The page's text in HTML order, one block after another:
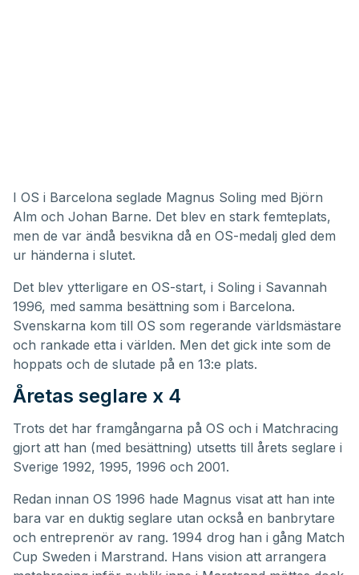
I OS i Barcelona seglade Magnus Soling med Björn
Alm och Johan Barne. Det blev en stark femteplats,
men de var ändå besvikna då en OS-medalj gled dem
ur händerna i slutet.
Det blev ytterligare en OS-start, i Soling i Savannah
1996, med samma besättning som i Barcelona.
Svenskarna kom till OS som regerande världsmästare
och rankade etta i världen. Men det gick inte som de
hoppats och de slutade på en 13:e plats.
Åretas seglare x 4
Trots det har framgångarna på OS och i Matchracing
gjort att han (med besättning) utsetts till årets seglare i
Sverige 1992, 1995, 1996 och 2001.
Redan innan OS 1996 hade Magnus visat att han inte
bara var en duktig seglare utan också en banbrytare
och entreprenör av rang. 1994 drog han i gång Match
Cup Sweden i Marstrand. Hans vision att arrangera